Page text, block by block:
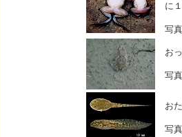
に
写
お
写
お
写